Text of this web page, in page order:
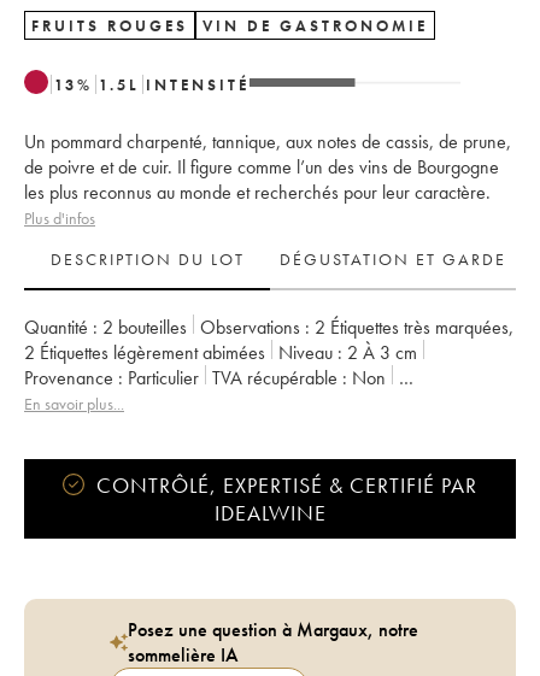
FRUITS ROUGES VIN DE GASTRONOMIE
13% 1.5 L INTENSITÉ
Un pommard charpenté, tannique, aux notes de cassis, de prune,
de poivre et de cuir. Il figure comme l’un des vins de Bourgogne
les plus reconnus au monde et recherchés pour leur caractère.
Plus d'infos
DESCRIPTION DU LOT
DÉGUSTATION ET GARDE
Quantité : 2 bouteilles Observations : 2 Étiquettes très marquées,
2 Étiquettes légèrement abimées
Niveau : 2 À 3 cm
Provenance : particulier TVA récupérable :
non
Région :
Bourgogne
En savoir plus...
CONTRÔLÉ, EXPERTISÉ & CERTIFIÉ PAR
IDEALWINE
Posez une question à Margaux, notre
sommelière IA